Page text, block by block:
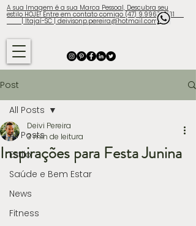
A sua Imagem é a sua Marca Pessoal, Descubra seu
estilo HOJE! Entre em contato comigo (47) 9.9960-3131
| Itajaí-SC | deivisonp.pereira@hotmail.com
Post
All Posts
Estilo
Saúde e Bem Estar
News
Fitness
All Posts
Inspirações para Festa Junina
Deivi Pereira
3 min de leitura